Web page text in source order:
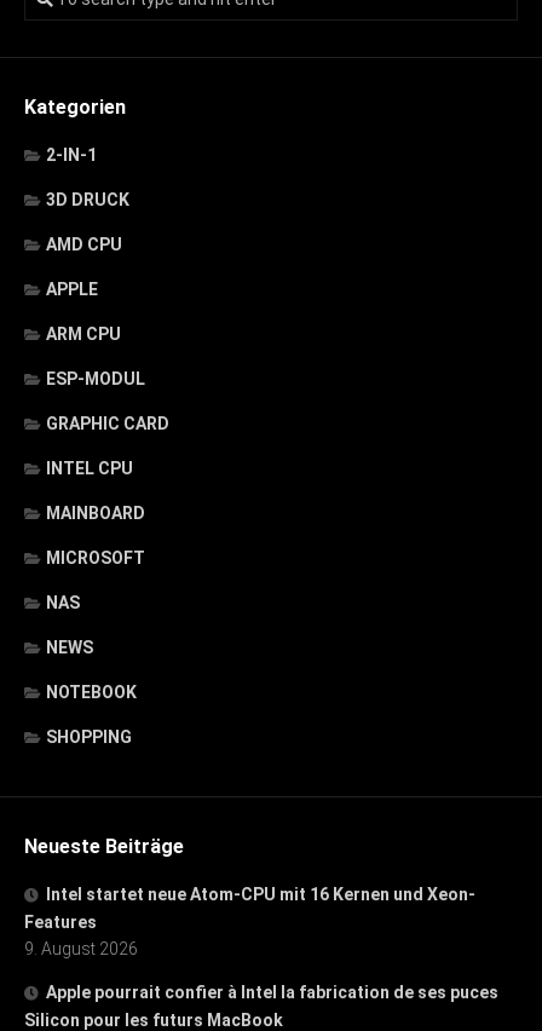
Kategorien
2-IN-1
3D DRUCK
AMD CPU
APPLE
ARM CPU
ESP-MODUL
GRAPHIC CARD
INTEL CPU
MAINBOARD
MICROSOFT
NAS
NEWS
NOTEBOOK
SHOPPING
Neueste Beiträge
Intel startet neue Atom-CPU mit 16 Kernen und Xeon-
Features
9. August 2026
Apple pourrait confier à Intel la fabrication de ses puces
Silicon pour les futurs MacBook